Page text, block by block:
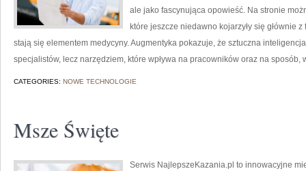
ale jako fascynująca opowieść. Na stronie
które jeszcze niedawno kojarzyły się głównie
stają się elementem medycyny. Augmentyka pokazuje, że sztuczna
specjalistów, lecz narzędziem, które wpływa na pracowników oraz na sposób,
CATEGORIES: NOWE TECHNOLOGIE
Msze Święte
Serwis NajlepszeKazania.pl to innowacyjne